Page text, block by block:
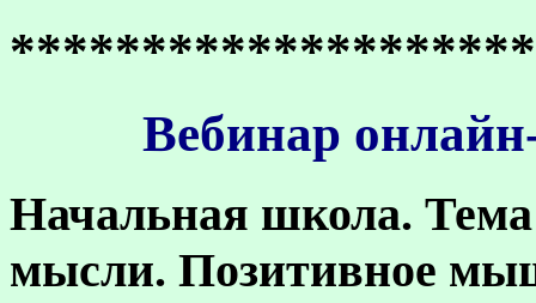
Вебинар
Начальная школа.
мысли. Позитивное